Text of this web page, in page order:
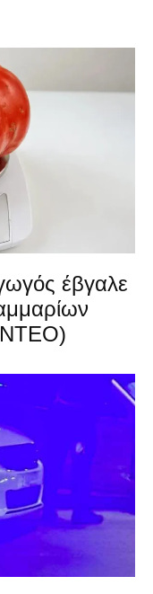
έβγαλε